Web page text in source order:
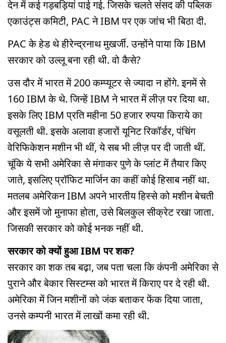
देन में कई गड़बड़ियां पाई गई. जिसके चलते संसद की पब्लिक
एकाउंट्स कमिटी, PAC ने IBM पर एक जांच भी बिठा दी.
PAC के हेड थे हीरेन्द्रनाथ मुखर्जी. उन्होंने पाया कि IBM
सरकार को उल्लू बना रही थी. वो कैसे?
उस दौर में भारत में 200 कम्प्यूटर से ज्यादा न होंगे. इनमें से
160 IBM के थे. जिन्हें IBM ने भारत में लीज़ पर दिया था.
इसके लिए IBM प्रति महीना 50 हजार रुपया किराये का
वसूलती थी. इसके अलावा हजारों यूनिट रिकॉर्डर, पंचिंग
वेरिफिकेशन मशीन भी थीं, ये सब भी लीज़ पर दी जाती थीं.
चूंकि ये सभी अमेरिका से मंगाकर पुणे के प्लांट में तैयार किए
जाते, इसलिए प्रॉफिट मार्जिन का कहीं कोई हिसाब नहीं था.
मतलब अमेरिकन IBM अपने भारतीय हिस्से को मशीन बेचती
और इसमें जो मुनाफा होता, उसे बिलकुल सीक्रेट रखा जाता.
जिसकी सरकार को कोई भनक नहीं थी.
सरकार को क्यों हुआ IBM पर शक?
सरकार का शक तब बढ़ा, जब पता चला कि कंपनी अमेरिका से
पुराने और बेकार सिस्टम्स को भारत में किराए पर दे रही थी.
अमेरिका में जिन मशीनों को जंक बताकर फेंक दिया जाता,
उनसे कम्पनी भारत में लाखों कमा रही थी.